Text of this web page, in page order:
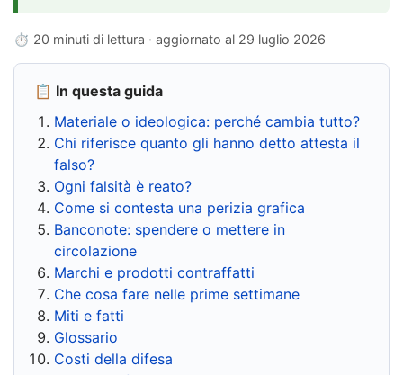
⏱ 20 minuti di lettura · aggiornato al 29 luglio 2026
📋 In questa guida
Materiale o ideologica: perché cambia tutto?
Chi riferisce quanto gli hanno detto attesta il
falso?
Ogni falsità è reato?
Come si contesta una perizia grafica
Banconote: spendere o mettere in
circolazione
Marchi e prodotti contraffatti
Che cosa fare nelle prime settimane
Miti e fatti
Glossario
Costi della difesa